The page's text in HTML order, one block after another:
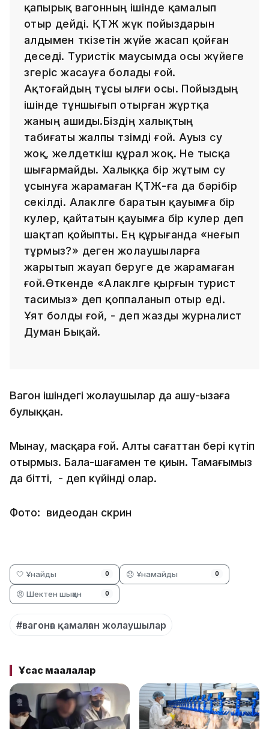
қапырық вагонның ішінде қамалып
отыр дейді. ҚТЖ жүк пойыздарын
алдымен өткізетін жүйе жасап қойған
деседі. Туристік маусымда осы жүйеге
өзгеріс жасауға болады ғой.
Ақтоғайдың тұсы ылғи осы. Пойыздың
ішінде тұншығып отырған жұртқа
жаның ашиды.Біздің халықтың
табиғаты жалпы төзімді ғой. Ауыз су
жоқ, желдеткіш құрал жоқ. Не тысқа
шығармайды. Халыққа бір жұтым су
ұсынуға жарамаған ҚТЖ-ға да бәрібір
секілді. Алакөлге баратын қауымға бір
кулер, қайтатын қауымға бір кулер деп
шақтап қойыпты. Ең құрығанда «неғып
тұрмыз?» деген жолаушыларға
жарытып жауап беруге де жарамаған
ғой.Өткенде «Алакөлге қырғын турист
тасимыз» деп қоппаланып отыр еді.
Ұят болды ғой, - деп жазды журналист
Думан Бықай.
Вагон ішіндегі жолаушылар да ашу-ызаға
булыққан.
Мынау, масқара ғой. Алты сағаттан бері күтіп
отырмыз. Бала-шағамен өте қиын. Тамағымыз
да бітті, - деп күйінді олар.
Фото: видеодан скрин
🤍 Ұнайды 0 😞 Ұнамайды 0
😡 Шектен шыққан 0
#вагонға қамалған жолаушылар
Ұқсас мақалалар